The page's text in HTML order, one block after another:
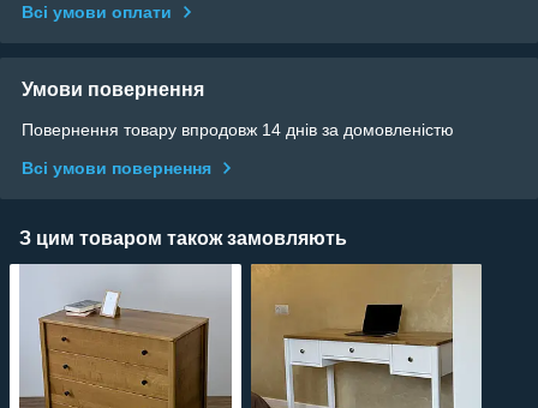
Всі умови оплати
Умови повернення
Повернення товару впродовж 14 днів за домовленістю
Всі умови повернення
З цим товаром також замовляють